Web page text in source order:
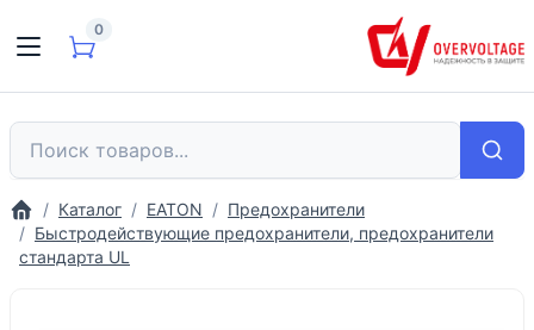
0
Каталог EATON
Предохранители
Быстродействующие предохранители, предохранители
стандарта UL